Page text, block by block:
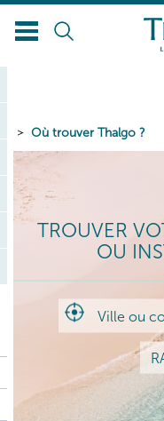
Où trouver Thalgo ?
TROUVER
OU